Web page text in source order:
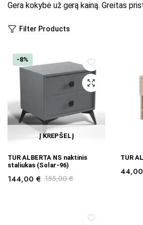
Gera kokybė už gerą kainą. Greitas
Filter Products
-8%
Į KREPŠELĮ
TUR ALBERTA NS naktinis
staliukas (Solar-96)
155,00€
144,00 €
TUR
44,00